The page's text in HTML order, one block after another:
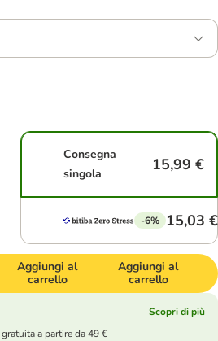
Consegna
singola
15,99 €
-6% 15,03 €
Aggiungi al
carrello
Aggiungi al
carrello
Scopri di più
a partire da 49 €